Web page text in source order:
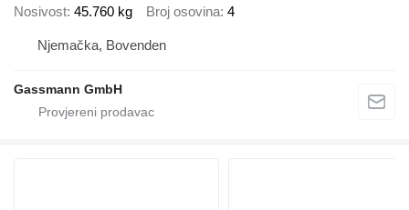
Nosivost 45.760 kg Broj osovina 4
Njemačka, Bovenden
Gassmann GmbH